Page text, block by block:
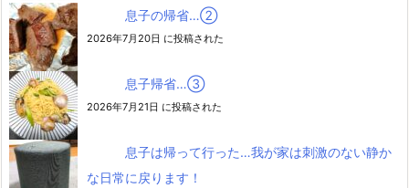
息子の帰省…②
2026年7月20日 に投稿された
息子帰省…③
2026年7月21日 に投稿された
息子は帰って行った…我が家は刺激のない静か
な日常に戻ります！